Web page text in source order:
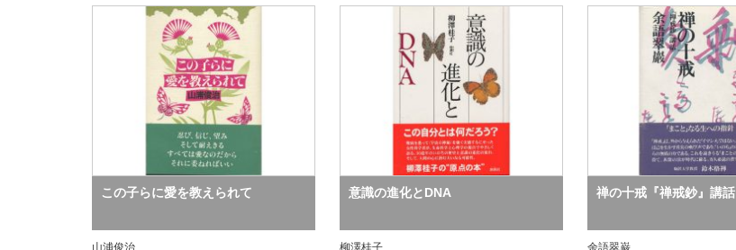
この子らに愛を教えられて
山浦俊治
意識の進化とDNA
柳澤桂子
禅の十戒『禅戒鈔』講話
余語翠巌